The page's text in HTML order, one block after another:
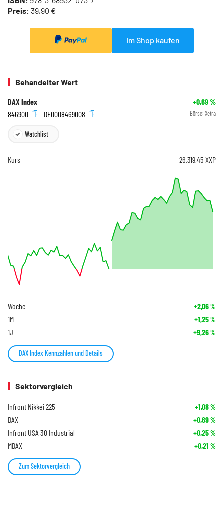
Preis: 39,90 €
Im Shop kaufen
Behandelter Wert
DAX Index +0,69%
846900
DE0008469008 Börse: Xetra
Watchlist
Kurs 26.319,45 XXP
Woche +2,06%
1M +1,25%
1J +9,26%
DAX Index Kennzahlen und Details
Sektorvergleich
Infront Nikkei 225 +1,08%
DAX +0,69%
Infront USA 30 Industrial +0,25%
MDAX +0,21 %
Zum Sektorvergleich